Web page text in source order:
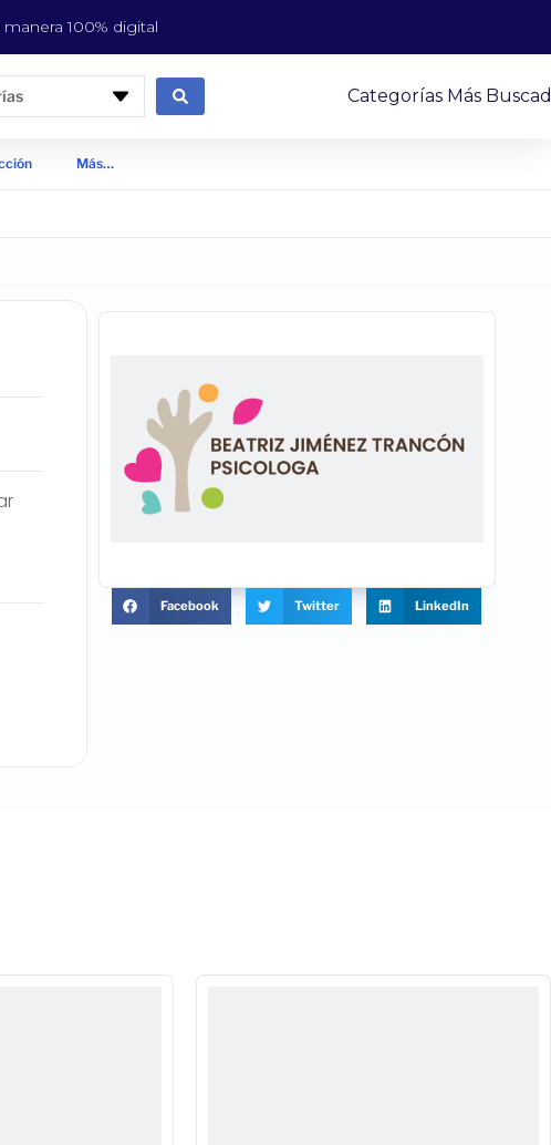
100% digital
Categorías Más
Más…
Facebook Twitter LinkedIn